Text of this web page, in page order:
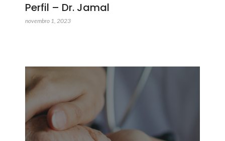
Perfil – Dr. Jamal
novembro 1, 2023